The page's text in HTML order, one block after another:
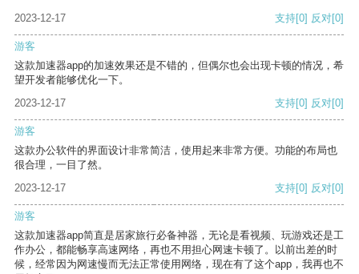
2023-12-17 支持[0] 反对[0]
游客
这款加速器app的加速效果还是不错的，但偶尔也会出现卡顿的情况，希
望开发者能够优化一下。
2023-12-17
支持[0] 反对[0]
游客
这款办公软件的界面设计非常简洁，使用起来非常方便。功能的布局也
很合理，一目了然。
2023-12-17
支持[0] 反对[0]
游客
这款加速器app简直是居家旅行必备神器，无论是看视频、玩游戏还是工
作办公，都能畅享高速网络，再也不用担心网速卡顿了。以前出差的时
候，经常因为网速慢而无法正常使用网络，现在有了这个app，我再也不